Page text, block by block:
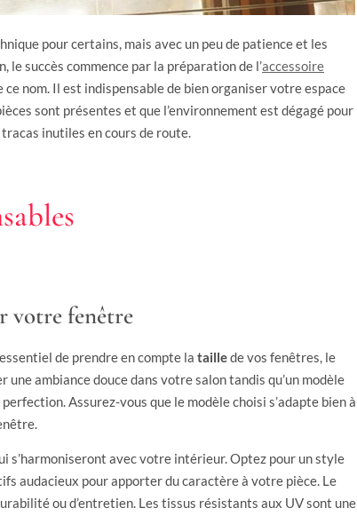
pour certains, mais avec un peu de patience et les
le succès commence par la préparation de l’accessoire
nom. Il est indispensable de bien organiser votre espace
sont présentes et que l’environnement est dégagé pour
inutiles en cours de route.
votre fenêtre
de prendre en compte la taillede vos fenêtres, le
ambiance douce dans votre salon tandis qu’un modèle
Assurez-vous que le modèle choisi s’adapte bien à
s’harmoniseront avec votre intérieur. Optez pour un style
audacieux pour apporter du caractère à votre pièce. Le
ou d’entretien. Les tissus résistants aux UV sont une